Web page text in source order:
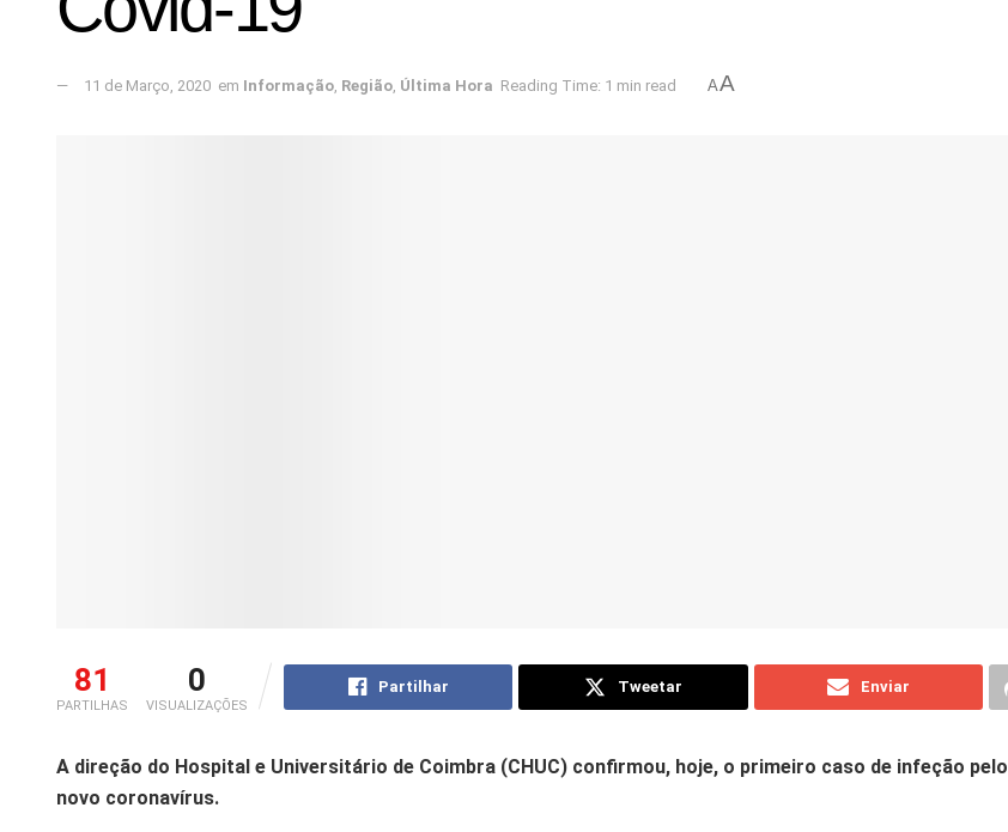
11 de Março, 2020 em Informação, Região, Última Hora Reading Time: 1 min read AA
81
PARTILHAS
0
VISUALIZAÇÕES
Partilhar Tweetar Enviar
A direção do Hospital e Universitário de Coimbra (CHUC) confirmou, hoje, o primeiro caso de infeção pelo
novo coronavírus.